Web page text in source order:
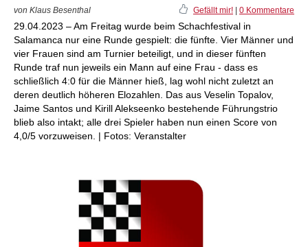
von Klaus Besenthal Gefällt mir! 0 Kommentare
29.04.2023 – Am Freitag wurde beim Schachfestival in
Salamanca nur eine Runde gespielt: die fünfte. Vier Männer und
vier Frauen sind am Turnier beteiligt, und in dieser fünften
Runde traf nun jeweils ein Mann auf eine Frau - dass es
schließlich 4:0 für die Männer hieß, lag wohl nicht zuletzt an
deren deutlich höheren Elozahlen. Das aus Veselin Topalov,
Jaime Santos und Kirill Alekseenko bestehende Führungstrio
blieb also intakt; alle drei Spieler haben nun einen Score von
4,0/5 vorzuweisen. | Fotos: Veranstalter